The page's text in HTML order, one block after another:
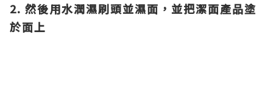
2. 然後用水潤濕刷頭並濕面，並把潔面產品塗
於面上